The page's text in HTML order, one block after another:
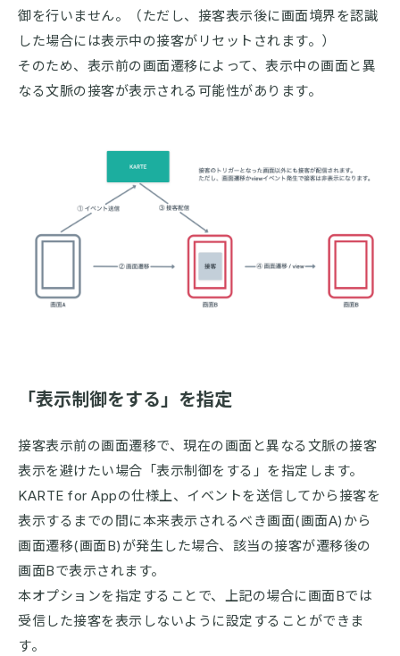
御を行いません。（ただし、接客表示後に画面境界を認識
した場合には表示中の接客がリセットされます。）
そのため、表示前の画面遷移によって、表示中の画面と異
なる文脈の接客が表示される可能性があります。
「表示制御をする」を指定
接客表示前の画面遷移で、現在の画面と異なる文脈の接客
表示を避けたい場合「表示制御をする」を指定します。
KARTE for Appの仕様上、イベントを送信してから接客を
表示するまでの間に本来表示されるべき画面(画面A)から
画面遷移(画面B)が発生した場合、該当の接客が遷移後の
画面Bで表示されます。
本オプションを指定することで、上記の場合に画面Bでは
受信した接客を表示しないように設定することができま
す。